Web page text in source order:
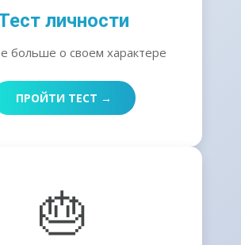
личности
больше о своем характере
ПРОЙТИ ТЕСТ →
🎂